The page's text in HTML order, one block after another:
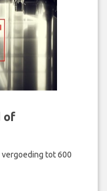
of
vergoeding tot 600